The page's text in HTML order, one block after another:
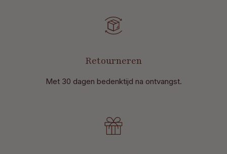
Retourneren
Met 30 dagen bedenktijd na ontvangst.